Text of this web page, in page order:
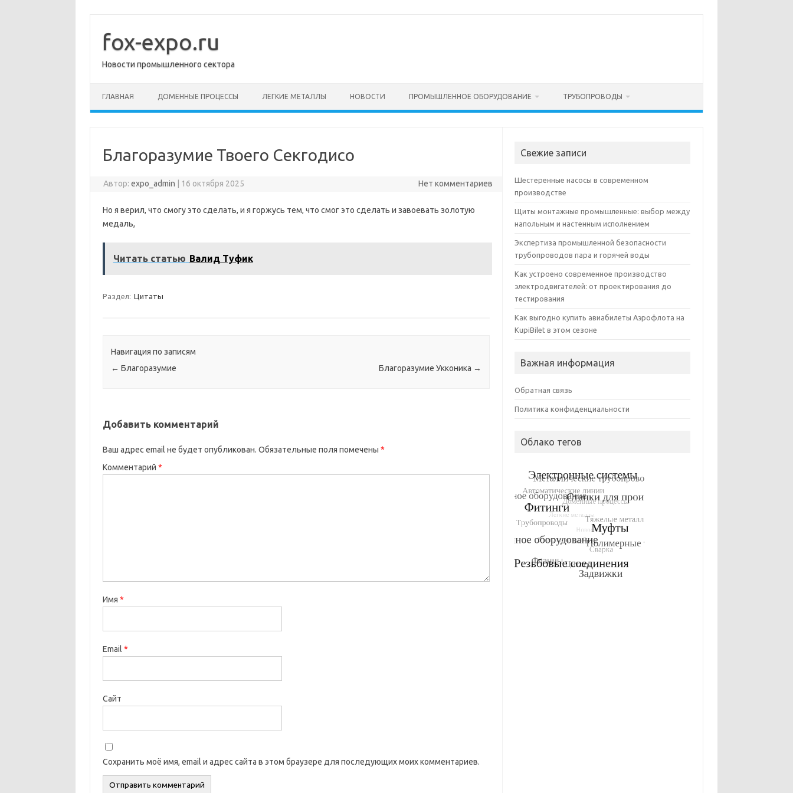
содержимому
fox-expo.ru
Новости промышленного сектора
ГЛАВНАЯ ДОМЕННЫЕ ПРОЦЕССЫ ЛЕГКИЕ МЕТАЛЛЫ НОВОСТИ ПРОМЫШЛЕННОЕ ОБОРУДОВАНИЕ ТРУБОПРОВОДЫ
Благоразумие Твоего Секгодисо
Автор:expo_admin 16 октября 2025 Нет комментариев
Но я верил, что смогу это сделать, и я горжусь тем, что смог это сделать и завоевать золотую
медаль,
Читать статью Валид Туфик
Раздел: Цитаты
Навигация по записям
← Благоразумие Благоразумие Укконика →
Добавить комментарий
Ваш адрес email не будет опубликован. Обязательные поля помечены *
Комментарий *
Имя *
Email *
Сайт
Сохранить моё имя, email и адрес сайта в этом браузере для последующих моих комментариев.
Свежие записи
Шестеренные насосы в современном
производстве
Щиты монтажные промышленные: выбор между
напольным и настенным исполнением
Экспертиза промышленной безопасности
трубопроводов пара и горячей воды
Как устроено современное производство
электродвигателей: от проектирования до
тестирования
Как выгодно купить авиабилеты Аэрофлота на
KupiBilet в этом сезоне
Важная информация
Обратная связь
Политика конфиденциальности
Облако тегов